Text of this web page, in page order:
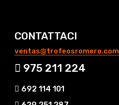
CONTATTACI
ventas@trofeosromero.com
975 211 224
692 114 101